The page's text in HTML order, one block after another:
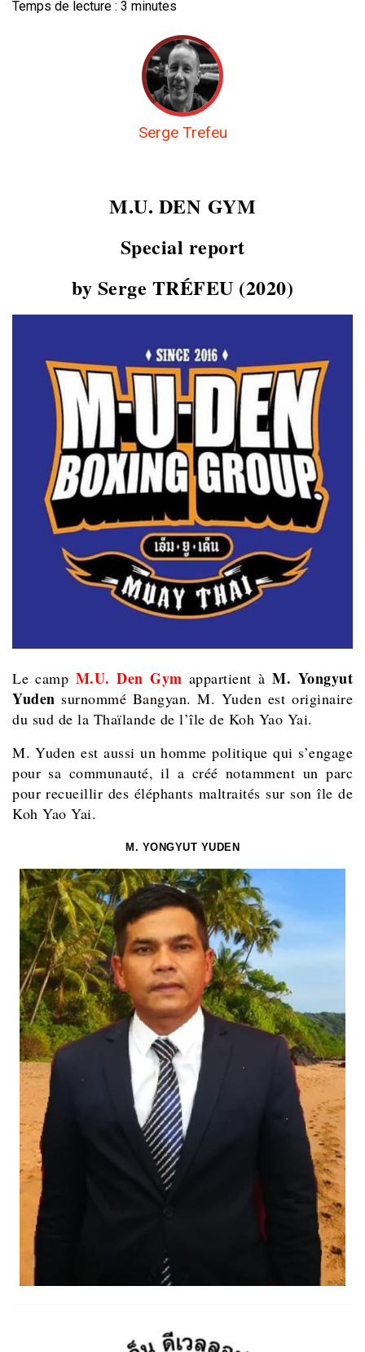
Temps de lecture : 3 minutes
Serge Trefeu
M.U. DEN GYM
Special report
by Serge TRÉFEU (2020)
Le camp M.U. Den Gym appartient àM. Yongyut
Yuden surnommé Bangyan. M. Yuden est originaire
du sud de la Thaïlande de l’île de Koh Yao Yai.
M. Yuden est aussi un homme politique qui s’engage
pour sa communauté, il a créé notamment un parc
pour recueillir des éléphants maltraités sur son île de
Koh Yao Yai.
M. YONGYUT YUDEN